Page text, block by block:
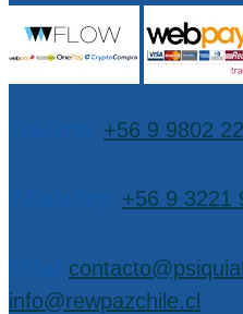
+56 9 9802
+56 9 3221
info@rewpazchile.cl